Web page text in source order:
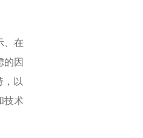
、在
的因
，以
技术